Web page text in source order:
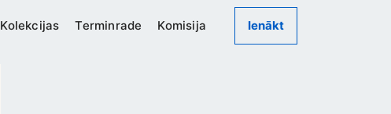
Kolekcijas Terminrade Komisija Ienākt